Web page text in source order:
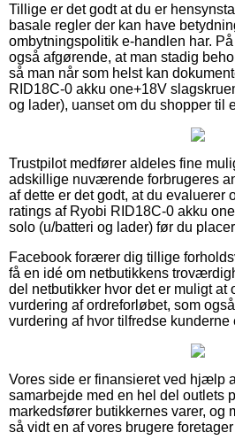
Tillige er det godt at du er
basale regler der kan have
ombytningspolitik e-handlen har.
også afgørende, at man stadig
så man når som helst kan
RID18C-0 akku one+18V
og lader), uanset om du shopper til
Trustpilot medfører aldeles fine
adskillige nuværende forbrugeres
af dette er det godt, at du evaluerer
ratings af Ryobi RID18C-0 akku
solo (u/batteri og lader) før du
Facebook forærer dig tillige
få en idé om netbutikkens
del netbutikker hvor det er muligt at
vurdering af ordreforløbet, som
vurdering af hvor tilfredse kunderne
Vores side er finansieret ved hjælp
samarbejde med en hel del outlets
markedsfører butikkernes varer, og
så vidt en af vores brugere